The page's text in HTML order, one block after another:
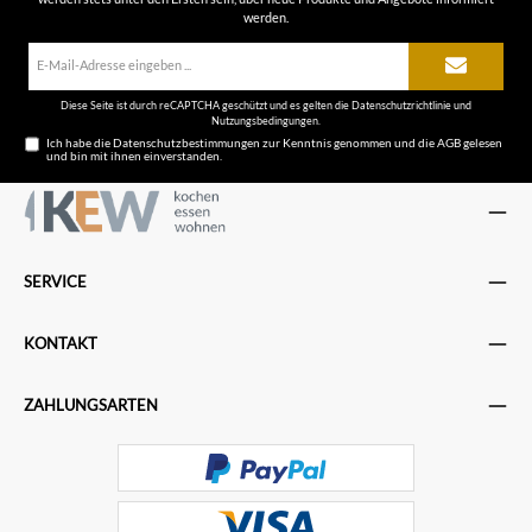
werden.
Diese Seite ist durch reCAPTCHA geschützt und es gelten die Datenschutzrichtlinieund
Nutzungsbedingungen.
Ich habe dieDatenschutzbestimmungen zur Kenntnis genommen und dieAGBgelesen
und bin mit ihnen einverstanden.
SERVICE
KONTAKT
ZAHLUNGSARTEN